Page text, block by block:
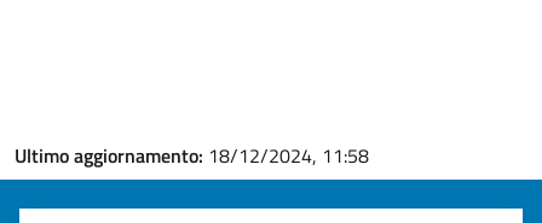
Ultimo aggiornamento: 18/12/2024, 11:58